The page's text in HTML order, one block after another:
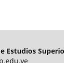
Estudios